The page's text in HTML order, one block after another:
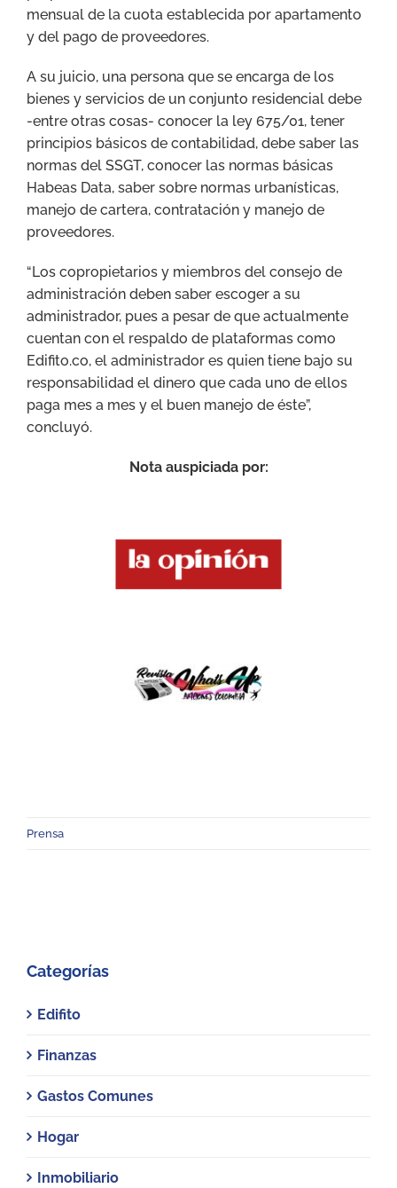
mensual de la cuota establecida por apartamento
y del pago de proveedores.
A su juicio, una persona que se encarga de los
bienes y servicios de un conjunto residencial debe
-entre otras cosas- conocer la ley 675/01, tener
principios básicos de contabilidad, debe saber las
normas del SSGT, conocer las normas básicas
Habeas Data, saber sobre normas urbanísticas,
manejo de cartera, contratación y manejo de
proveedores.
“Los copropietarios y miembros del consejo de
administración deben saber escoger a su
administrador, pues a pesar de que actualmente
cuentan con el respaldo de plataformas como
Edifito.co, el administrador es quien tiene bajo su
responsabilidad el dinero que cada uno de ellos
paga mes a mes y el buen manejo de éste”,
concluyó.
Nota auspiciada por:
Prensa
Categorías
Edifito
Finanzas
Gastos Comunes
Hogar
Inmobiliario